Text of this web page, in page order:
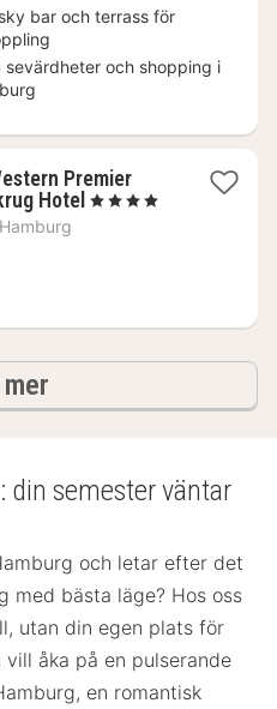
bar och terrass för
sevärdheter och shopping i
Premier
Hotel 1
, 4 Stjärnor
Hamburg
din semester väntar
och letar efter det
med bästa läge? Hos oss
utan din egen plats för
åka på en pulserande
en romantisk